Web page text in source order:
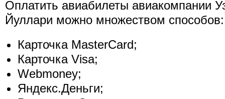
Оплатить авиабилеты авиакомпании
Йуллари можно множеством способов:
Карточка MasterCard;
Карточка Visa;
Webmoney;
Яндекс.Деньги;